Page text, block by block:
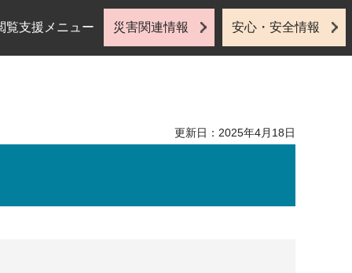
覧支援メニュー 災害関連情報 安心・安全情報
更新日：2025年4月18日